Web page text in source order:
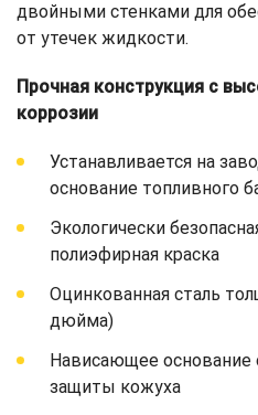
двойными стенками для
от утечек жидкости.
Прочная конструкция с
коррозии
Устанавливается на
основание топливного
Экологически
полиэфирная краска
Оцинкованная сталь
дюйма)
Нависающее основание
защиты кожуха